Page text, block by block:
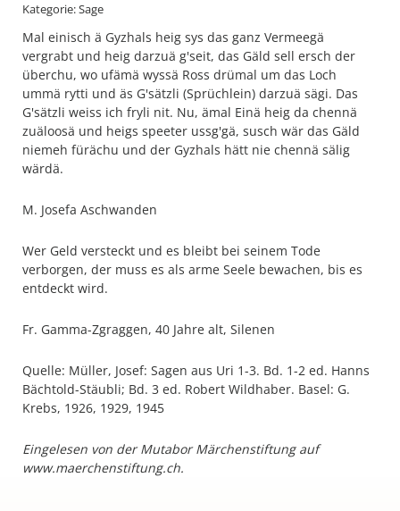
Kategorie: Sage
Mal einisch ä Gyzhals heig sys das ganz Vermeegä
vergrabt und heig darzuä g'seit, das Gäld sell ersch der
überchu, wo ufämä wyssä Ross drümal um das Loch
ummä rytti und äs G'sätzli (Sprüchlein) darzuä sägi. Das
G'sätzli weiss ich fryli nit. Nu, ämal Einä heig da chennä
zuäloosä und heigs speeter ussg'gä, susch wär das Gäld
niemeh fürächu und der Gyzhals hätt nie chennä sälig
wärdä.
M. Josefa Aschwanden
Wer Geld versteckt und es bleibt bei seinem Tode
verborgen, der muss es als arme Seele bewachen, bis es
entdeckt wird.
Fr. Gamma-Zgraggen, 40 Jahre alt, Silenen
Quelle: Müller, Josef: Sagen aus Uri 1-3. Bd. 1-2 ed. Hanns
Bächtold-Stäubli; Bd. 3 ed. Robert Wildhaber. Basel: G.
Krebs, 1926, 1929, 1945
Eingelesen von der Mutabor Märchenstiftung auf
www.maerchenstiftung.ch.